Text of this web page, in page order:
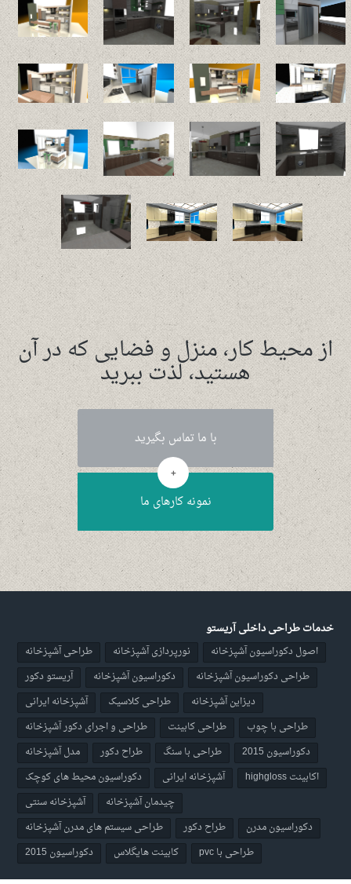
از محیط کار، منزل و فضایی که در آن
هستید، لذت ببرید
با ما تماس بگیرید
+
نمونه کارهای ما
خدمات طراحی داخلی آریستو
طراحی آشپزخانه نورپردازی آشپزخانه
اصول دکوراسیون آشپزخانه
آریستو دکور
دکوراسیون آشپزخانه
طراحی دکوراسیون آشپزخانه
آشپزخانه ایرانی
طراحی کلاسیک
دیزاین آشپزخانه
طراحی و اجرای دکور آشپزخانه
طراحی کابینت
طراحی با چوب
مدل آشپزخانه
طراح دکور طراحی با سنگ
دکوراسیون 2015
دکوراسیون محیط های کوچک
آشپزخانه ایرانی
اکابینت highgloss
آشپزخانه سنتی
چیدمان آشپزخانه
طراحی سیستم های مدرن آشپزخانه
طراح دکور
دکوراسیون مدرن
دکوراسیون 2015
کابینت هایگلاس طراحی با pvc